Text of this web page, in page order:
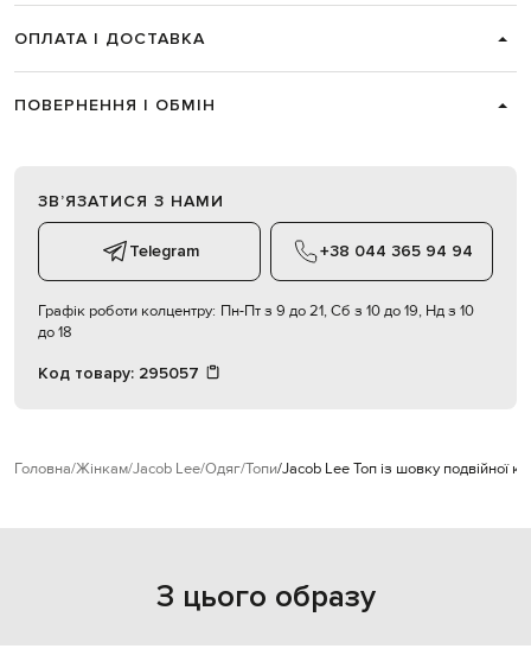
ОПЛАТА І ДОСТАВКА
ПОВЕРНЕННЯ І ОБМІН
ЗВʼЯЗАТИСЯ З НАМИ
Telegram +38 044 365 94 94
Графік роботи колцентру: Пн-Пт з 9 до 21, Сб з 10 до 19, Нд з 10
до 18
Код товару: 295057
Головна Жінкам Jacob Lee Одяг Топи Jacob Lee Топ із шовку подвійної
З цього образу